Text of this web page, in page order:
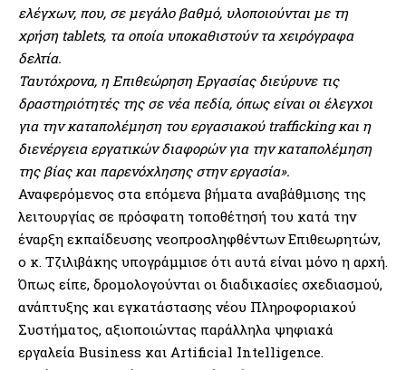
ελέγχων, που, σε μεγάλο βαθμό, υλοποιούνται με τη
χρήση tablets, τα οποία υποκαθιστούν τα χειρόγραφα
δελτία.
Ταυτόχρονα, η Επιθεώρηση Εργασίας διεύρυνε τις
δραστηριότητές της σε νέα πεδία, όπως είναι οι έλεγχοι
για την καταπολέμηση του εργασιακού trafficking και η
διενέργεια εργατικών διαφορών για την καταπολέμηση
της βίας και παρενόχλησης στην εργασία».
Αναφερόμενος στα επόμενα βήματα αναβάθμισης της
λειτουργίας σε πρόσφατη τοποθέτησή του κατά την
έναρξη εκπαίδευσης νεοπροσληφθέντων Επιθεωρητών,
ο κ. Τζιλιβάκης υπογράμμισε ότι αυτά είναι μόνο η αρχή.
Όπως είπε, δρομολογούνται οι διαδικασίες σχεδιασμού,
ανάπτυξης και εγκατάστασης νέου Πληροφοριακού
Συστήματος, αξιοποιώντας παράλληλα ψηφιακά
εργαλεία Business και Artificial Intelligence.